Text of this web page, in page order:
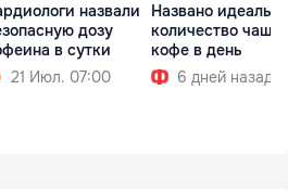
назвали
дозу
в сутки
21 Июл. 07:00
Названо
количество чашек
кофе в день
6 дней назад